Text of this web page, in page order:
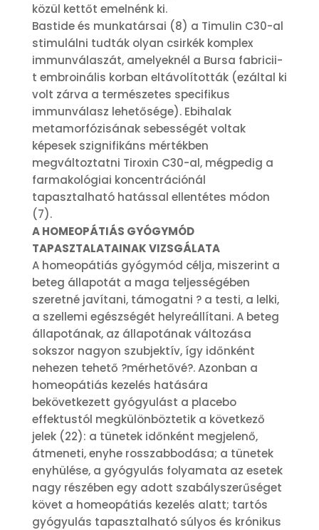
közül kettőt emelnénk ki.
Bastide és munkatársai (8) a Timulin C30-al
stimulálni tudták olyan csirkék komplex
immunválaszát, amelyeknél a Bursa fabricii-
t embroinális korban eltávolították (ezáltal ki
volt zárva a természetes specifikus
immunválasz lehetősége). Ebihalak
metamorfózisának sebességét voltak
képesek szignifikáns mértékben
megváltoztatni Tiroxin C30-al, mégpedig a
farmakológiai koncentrációnál
tapasztalható hatással ellentétes módon
(7).
A HOMEOPÁTIÁS GYÓGYMÓD
TAPASZTALATAINAK VIZSGÁLATA
A homeopátiás gyógymód célja, miszerint a
beteg állapotát a maga teljességében
szeretné javítani, támogatni ? a testi, a lelki,
a szellemi egészségét helyreállítani. A beteg
állapotának, az állapotának változása
sokszor nagyon szubjektív, így időnként
nehezen tehető ?mérhetővé?. Azonban a
homeopátiás kezelés hatására
bekövetkezett gyógyulást a placebo
effektustól megkülönböztetik a következő
jelek (22): a tünetek időnként megjelenő,
átmeneti, enyhe rosszabbodása; a tünetek
enyhülése, a gyógyulás folyamata az esetek
nagy részében egy adott szabályszerűséget
követ a homeopátiás kezelés alatt; tartós
gyógyulás tapasztalható súlyos és krónikus